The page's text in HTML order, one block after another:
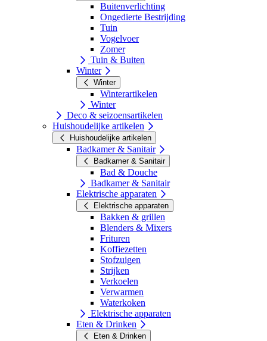
Buitenverlichting
Ongedierte Bestrijding
Tuin
Vogelvoer
Zomer
Tuin & Buiten
Winter
Winter
Winterartikelen
Winter
Deco & seizoensartikelen
Huishoudelijke artikelen
Huishoudelijke artikelen
Badkamer & Sanitair
Badkamer & Sanitair
Bad & Douche
Badkamer & Sanitair
Elektrische apparaten
Elektrische apparaten
Bakken & grillen
Blenders & Mixers
Frituren
Koffiezetten
Stofzuigen
Strijken
Verkoelen
Verwarmen
Waterkoken
Elektrische apparaten
Eten & Drinken
Eten & Drinken